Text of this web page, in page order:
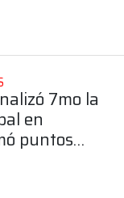
7mo la
en
puntos